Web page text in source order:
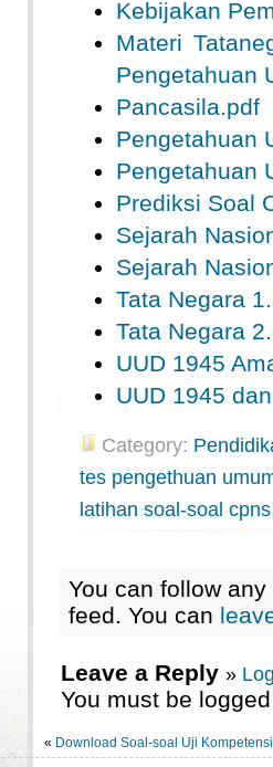
Kebijakan
Materi
Pengetahuan
Pancasila.pdf
Pengetahuan
Pengetahuan
Prediksi Soal
Sejarah
Sejarah
Tata Negara
Tata Negara
UUD 1945
UUD 1945
Category:
tes pengethuan
latihan soal-soal cpns
You can follow
feed. You can
Leave a Reply »
You must be
« Download Soal-soal Uji